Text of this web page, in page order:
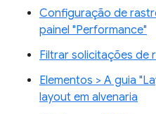
Configuração de
painel "Performance"
Filtrar solicitações de
Elementos > A guia
layout em alvenaria